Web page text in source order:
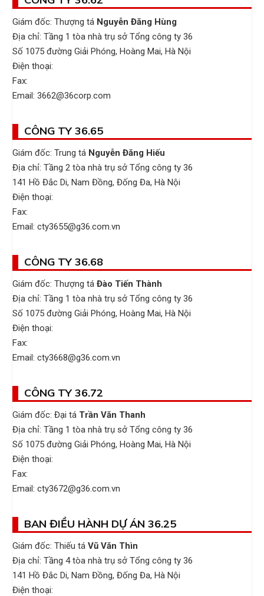
Giám đốc: Thượng tá Nguyễn Đăng Hùng
Địa chỉ: Tầng 1 tòa nhà trụ sở Tổng công ty 36
Số 1075 đường Giải Phóng, Hoàng Mai, Hà Nội
Điện thoại:
Fax:
Email: 3662@36corp.com
CÔNG TY 36.65
Giám đốc: Trung tá Nguyễn Đăng Hiếu
Địa chỉ: Tầng 2 tòa nhà trụ sở Tổng công ty 36
141 Hồ Đắc Di, Nam Đồng, Đống Đa, Hà Nội
Điện thoại:
Fax:
Email: cty3655@g36.com.vn
CÔNG TY 36.68
Giám đốc: Thượng tá Đào Tiến Thành
Địa chỉ: Tầng 1 tòa nhà trụ sở Tổng công ty 36
Số 1075 đường Giải Phóng, Hoàng Mai, Hà Nội
Điện thoại:
Fax:
Email: cty3668@g36.com.vn
CÔNG TY 36.72
Giám đốc: Đại tá Trần Văn Thanh
Địa chỉ: Tầng 1 tòa nhà trụ sở Tổng công ty 36
Số 1075 đường Giải Phóng, Hoàng Mai, Hà Nội
Điện thoại:
Fax:
Email: cty3672@g36.com.vn
BAN ĐIỀU HÀNH DỰ ÁN 36.25
Giám đốc: Thiếu tá Vũ Văn Thìn
Địa chỉ: Tầng 4 tòa nhà trụ sở Tổng công ty 36
141 Hồ Đắc Di, Nam Đồng, Đống Đa, Hà Nội
Điện thoại: